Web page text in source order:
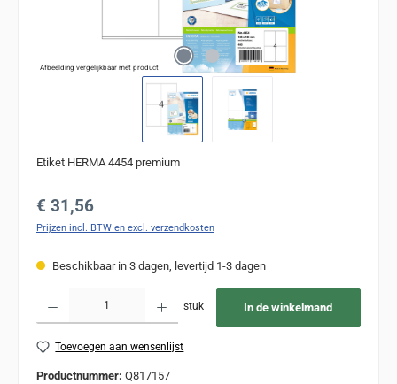
Afbeelding vergelijkbaar met product
Etiket HERMA 4454 premium
Normale prijs:
€ 31,56
Prijzen incl. BTW en excl. verzendkosten
Beschikbaar in 3 dagen, levertijd 1-3 dagen
stuk In de winkelmand
Toevoegen aan wensenlijst
Productnummer: Q817157